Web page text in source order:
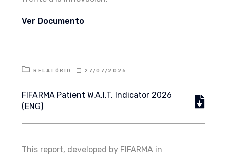
Ver Documento
RELATÓRIO 27/07/2026
FIFARMA Patient W.A.I.T. Indicator 2026
(ENG)
This report, developed by FIFARMA in